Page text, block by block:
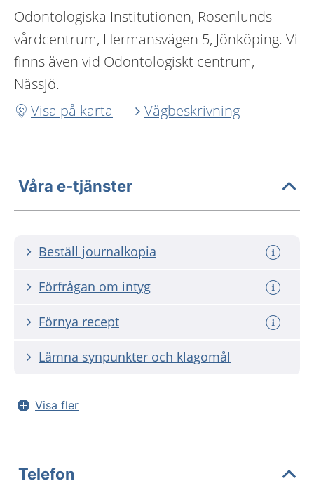
Odontologiska Institutionen, Rosenlunds
vårdcentrum, Hermansvägen 5, Jönköping. Vi
finns även vid Odontologiskt centrum,
Nässjö.
Visa på karta
Vägbeskrivning
Våra e-tjänster
Beställ journalkopia
Förfrågan om intyg
Förnya recept
Lämna synpunkter och klagomål
Visa fler
Telefon